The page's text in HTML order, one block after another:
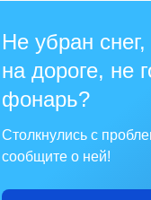
Не убран
на дороге, не
фонарь?
Столкнулись с
сообщите о ней!